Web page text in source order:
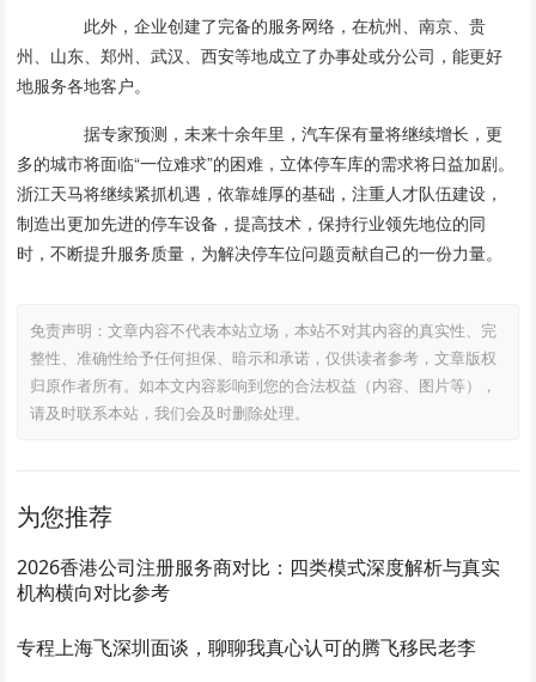
此外，企业创建了完备的服务网络，在杭州、南京、贵
州、山东、郑州、武汉、西安等地成立了办事处或分公司，能更好
地服务各地客户。
据专家预测，未来十余年里，汽车保有量将继续增长，更
多的城市将面临“一位难求”的困难，立体停车库的需求将日益加剧。
浙江天马将继续紧抓机遇，依靠雄厚的基础，注重人才队伍建设，
制造出更加先进的停车设备，提高技术，保持行业领先地位的同
时，不断提升服务质量，为解决停车位问题贡献自己的一份力量。
免责声明：文章内容不代表本站立场，本站不对其内容的真实性、完
整性、准确性给予任何担保、暗示和承诺，仅供读者参考，文章版权
归原作者所有。如本文内容影响到您的合法权益（内容、图片等），
请及时联系本站，我们会及时删除处理。
为您推荐
2026香港公司注册服务商对比：四类模式深度解析与真实
机构横向对比参考
专程上海飞深圳面谈，聊聊我真心认可的腾飞移民老李